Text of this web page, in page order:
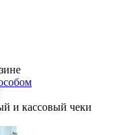
и кассовый чеки